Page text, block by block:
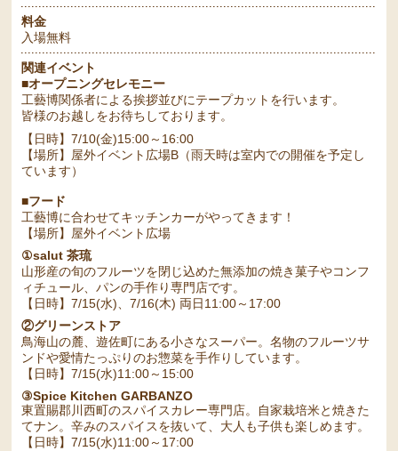
料金
入場無料
関連イベント
■オープニングセレモニー
工藝博関係者による挨拶並びにテープカットを行います。
皆様のお越しをお待ちしております。
【日時】7/10(金)15:00～16:00
【場所】屋外イベント広場B（雨天時は室内での開催を予定し
ています）
■フード
工藝博に合わせてキッチンカーがやってきます！
【場所】屋外イベント広場
①salut 茶琉
山形産の旬のフルーツを閉じ込めた無添加の焼き菓子やコンフ
ィチュール、パンの手作り専門店です。
【日時】7/15(水)、7/16(木) 両日11:00～17:00
②グリーンストア
鳥海山の麓、遊佐町にある小さなスーパー。名物のフルーツサ
ンドや愛情たっぷりのお惣菜を手作りしています。
【日時】7/15(水)11:00～15:00
③Spice Kitchen GARBANZO
東置賜郡川西町のスパイスカレー専門店。自家栽培米と焼きた
てナン。辛みのスパイスを抜いて、大人も子供も楽しめます。
【日時】7/15(水)11:00～17:00